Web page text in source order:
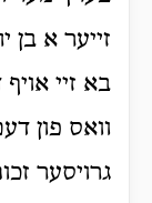
זייער א בן
בא זיי
וואס פון
גרויסער